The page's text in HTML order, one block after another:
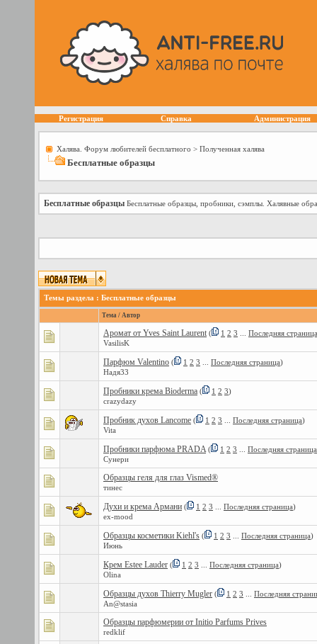
Регистрация Справка Администрация
Халява. Форум любителей бесплатного > Полученная халява
Бесплатные образцы
Бесплатные образцы Бесплатные образцы, пробники, сэмплы. Халявные
Темы раздела : Бесплатные образцы
Тема / Автор
Аромат от Yves Saint Laurent ( 1 2 3
Последняя страница
VasilisK
Парфюм Valentino ( 1 2 3 Последняя страница)
Надя33
Пробники крема Bioderma ( 1 2 3)
crazydazy
Пробник духов Lancome ( 1 2 3 Последняя страница)
Vita
Пробники парфюма PRADA ( 1 2 3
Последняя страница
Сунери
Образцы геля для глаз Vismed®
тинес
Духи и крема Армани ( 1 2 3 Последняя страница)
ex-mood
Образцы косметики Kiehl's ( 1 2 3 Последняя страница)
Июнь
Крем Estee Lauder ( 1 2 3 Последняя страница)
Olina
Образцы духов Thierry Mugler ( 1 2 3
Последняя
An@stasia
Образцы парфюмерии от Initio Parfums Prives
redklif